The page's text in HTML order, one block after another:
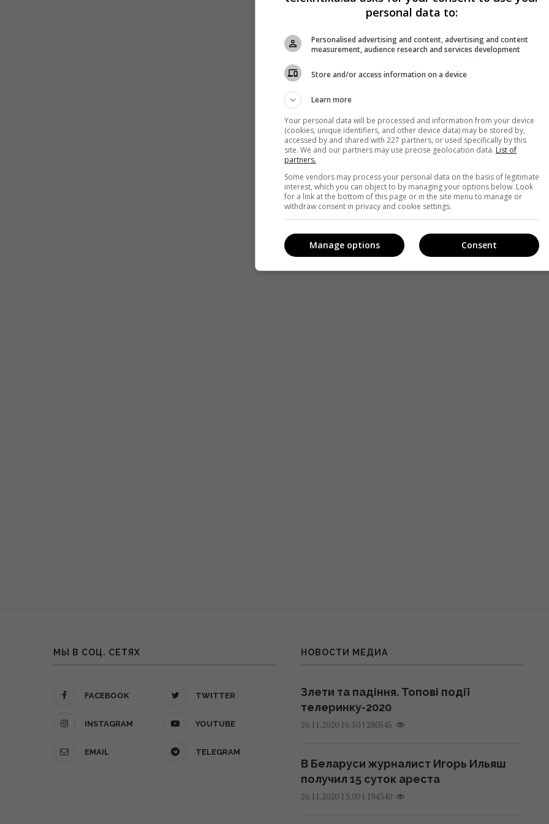
МЫ В СОЦ. СЕТЯХ
FACEBOOK TWITTER
INSTAGRAM YOUTUBE
EMAIL TELEGRAM
НОВОСТИ МЕДИА
Злети та падіння. Топові події
телеринку-2020
26.11.2020 16:50| 280545
В Беларуси журналист Игорь Ильяш
получил 15 суток ареста
26.11.2020 13:00| 194340
personal data to:
Personalised advertising and content, advertising and content
measurement, audience research and services development
Store and/or access information on a device
Learn more
Your personal data will be processed and information from your device
(cookies, unique identifiers, and other device data) may be stored by,
accessed by and shared with 227 partners, or used specifically by this
site. We and our partners may use precise geolocation data. List of
partners.
Some vendors may process your personal data on the basis of legitimate
interest, which you can object to by managing your options below. Look
for a link at the bottom of this page or in the site menu to manage or
withdraw consent in privacy and cookie settings.
Consent
Manage options